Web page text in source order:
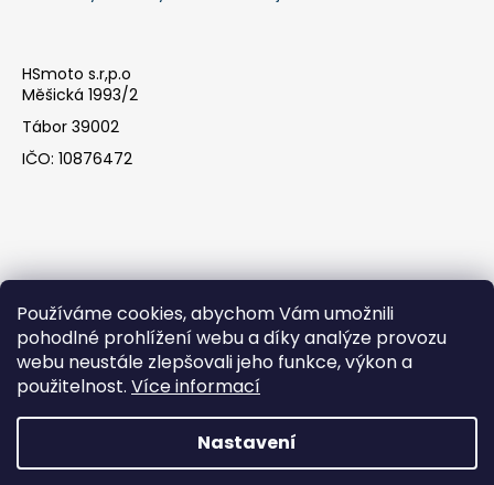
Používáme cookies, abychom Vám umožnili
pohodlné prohlížení webu a díky analýze provozu
webu neustále zlepšovali jeho funkce, výkon a
použitelnost. Více informací
Nastavení
HSmoto s.r,p.o
Měšická 1993/2
Tábor 39002
IČO: 10876472
Facebook